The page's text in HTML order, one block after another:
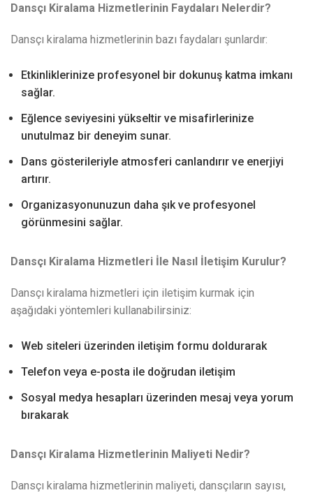
Dansçı Kiralama Hizmetlerinin Faydaları Nelerdir?
Dansçı kiralama hizmetlerinin bazı faydaları şunlardır:
Etkinliklerinize profesyonel bir dokunuş katma imkanı
sağlar.
Eğlence seviyesini yükseltir ve misafirlerinize
unutulmaz bir deneyim sunar.
Dans gösterileriyle atmosferi canlandırır ve enerjiyi
artırır.
Organizasyonunuzun daha şık ve profesyonel
görünmesini sağlar.
Dansçı Kiralama Hizmetleri İle Nasıl İletişim Kurulur?
Dansçı kiralama hizmetleri için iletişim kurmak için
aşağıdaki yöntemleri kullanabilirsiniz:
Web siteleri üzerinden iletişim formu doldurarak
Telefon veya e-posta ile doğrudan iletişim
Sosyal medya hesapları üzerinden mesaj veya yorum
bırakarak
Dansçı Kiralama Hizmetlerinin Maliyeti Nedir?
Dansçı kiralama hizmetlerinin maliyeti, dansçıların sayısı,